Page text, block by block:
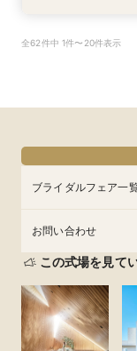
9/6
宅
9/6
ペ
9/6
×森
9/6
特
9/6
豪
9/6
ホ
全62件中 1件〜20件表示
ブライダルフェア一
お問い合わせ
この式場を見て